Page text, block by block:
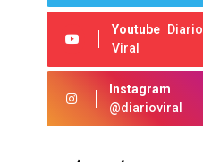
Youtube
Diario
Viral
Instagram
@diarioviral